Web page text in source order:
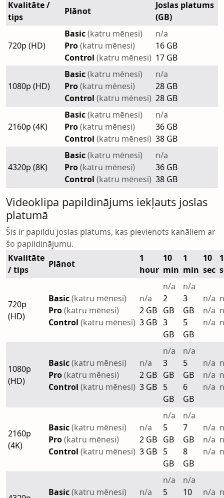
Kvalitāte /
tips
Plānot
Joslas platums
(GB)
720p (HD)
Basic(katru mēnesi)
Pro(katru mēnesi)
Control (katru mēnesi)
n/a
16 GB
17 GB
1080p (HD)
Basic(katru mēnesi)
Pro(katru mēnesi)
Control (katru mēnesi)
n/a
28 GB
28 GB
2160p (4K)
Basic(katru mēnesi)
Pro(katru mēnesi)
Control (katru mēnesi)
n/a
36 GB
38 GB
4320p (8K)
Basic(katru mēnesi)
Pro(katru mēnesi)
Control (katru mēnesi)
n/a
36 GB
38 GB
Videoklipa papildinājums iekļauts joslas
platumā
Šis ir papildu joslas platums, kas pievienots kanāliem ar
šo papildinājumu.
Kvalitāte
/ tips
Plānot
1
hour
10
min
1
min
10
sec
1
720p
(HD)
Basic(katru mēnesi)
Pro(katru mēnesi)
Control (katru mēnesi)
n/a
2 GB
3 GB
n/a
2
GB
3
GB
n/a
3
GB
5
GB
n/a
n/a
n/a
1080p
(HD)
Basic(katru mēnesi)
Pro(katru mēnesi)
Control (katru mēnesi)
n/a
2 GB
3 GB
n/a
3
GB
5
GB
n/a
5
GB
6
GB
n/a
n/a
n/a
2160p
(4K)
Basic(katru mēnesi)
Pro(katru mēnesi)
Control (katru mēnesi)
n/a
2 GB
3 GB
n/a
5
GB
5
GB
n/a
7
GB
8
GB
n/a
n/a
n/a
Basic(katru mēnesi)
n/a
n/a
5
n/a
10
n/a